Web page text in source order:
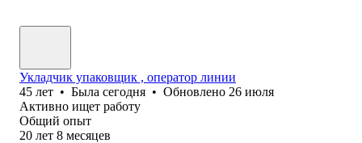
Укладчик упаковщик , оператор линии
45 лет • Была сегодня • Обновлено 26 июля
Активно ищет работу
Общий опыт
20 лет 8 месяцев